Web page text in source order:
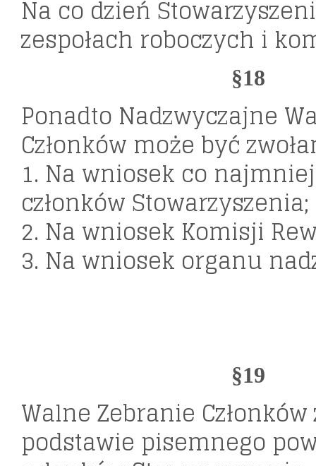
Na co dzień
zespołach roboczych i
§18
Ponadto Nadzwyczajne
Członków może być
1. Na wniosek co
członków Stowarzyszenia;
2. Na wniosek Komisji
3. Na wniosek organu
§19
Walne Zebranie
podstawie pisemnego